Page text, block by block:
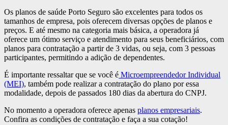
Os planos de saúde Porto Seguro são excelentes para todos os
tamanhos de empresa, pois oferecem diversas opções de planos e
preços. E até mesmo na categoria mais básica, a operadora já
oferece um ótimo serviço e atendimento para seus beneficiários, com
planos para contratação a partir de 3 vidas, ou seja, com 3 pessoas
participantes, permitindo a adição de dependentes.
É importante ressaltar que se você é Microempreendedor Individual
(MEI), também pode realizar a contratação do plano por essa
modalidade, depois de passados 180 dias da abertura do CNPJ.
No momento a operadora oferece apenas planos empresariais.
Confira as condições de contratação e faça a sua cotação!